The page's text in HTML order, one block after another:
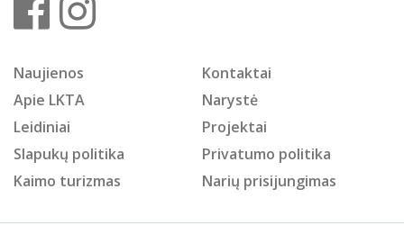
Naujienos
Kontaktai
Apie LKTA
Narystė
Leidiniai
Projektai
Slapukų politika
Privatumo politika
Kaimo turizmas
Narių prisijungimas